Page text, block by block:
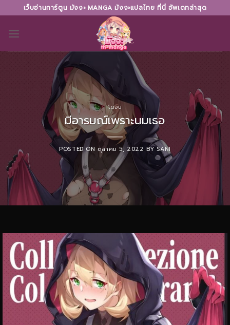
to
content
เว็บอ่านการ์ตูน มังงะ MANGA มังงะแปลไทย ที่นี่ อัพเดทล่าสุด
โดจิน
มีอารมณ์เพราะนมเธอ
POSTED ON ตุลาคม 5, 2022 BYSANI